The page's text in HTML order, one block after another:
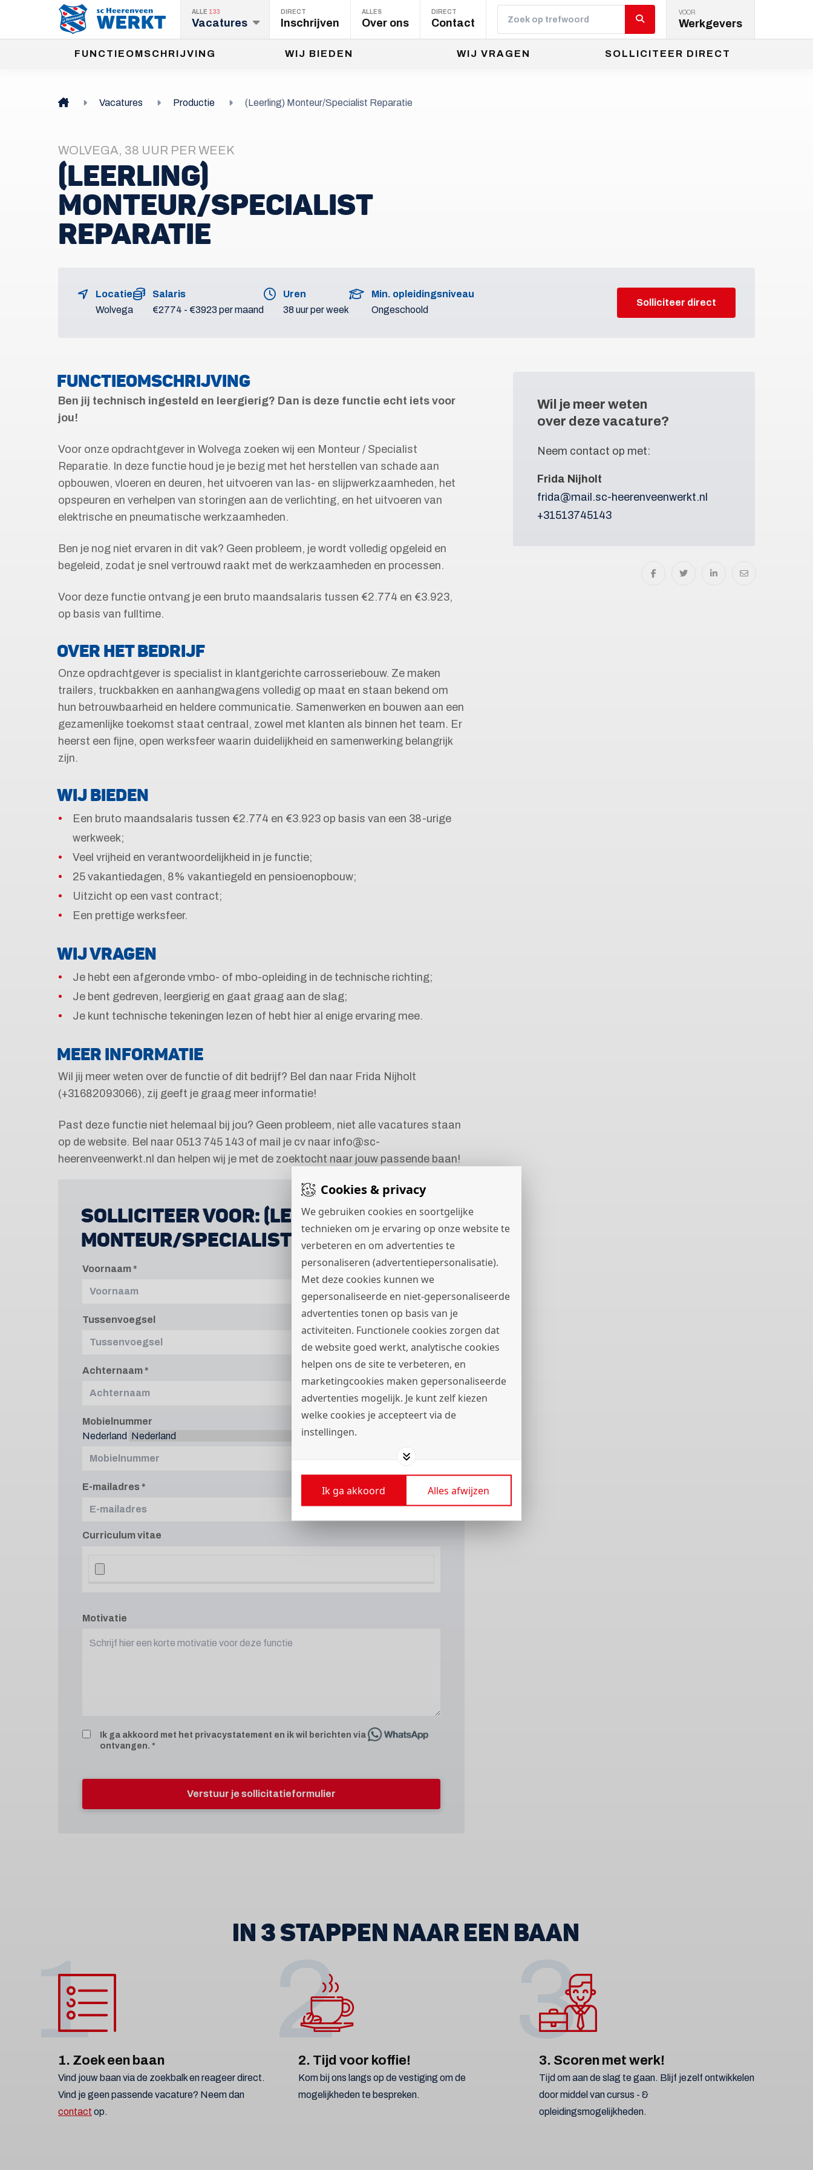
Cookies & privacy
We gebruiken cookies en soortgelijke
technieken om je ervaring op onze website te
verbeteren en om advertenties te
personaliseren (advertentiepersonalisatie).
Met deze cookies kunnen we
gepersonaliseerde en niet-gepersonaliseerde
advertenties tonen op basis van je
activiteiten. Functionele cookies zorgen dat
de website goed werkt, analytische cookies
helpen ons de site te verbeteren, en
marketingcookies maken gepersonaliseerde
advertenties mogelijk. Je kunt zelf kiezen
welke cookies je accepteert via de
instellingen.
Ik ga akkoord Alles afwijzen
ALLE 133
Vacatures
DIRECT
Inschrijven
ALLES
Over ons
DIRECT
Contact
VOOR
Werkgevers
FUNCTIEOMSCHRIJVING WIJ BIEDEN WIJ VRAGEN SOLLICITEER DIRECT
Vacatures Productie (Leerling) Monteur/Specialist Reparatie
WOLVEGA, 38 UUR PER WEEK
(LEERLING)
MONTEUR/SPECIALIST
REPARATIE
Locatie
Wolvega
Salaris
€2774 - €3923 per maand
Uren
38 uur per week
Min. opleidingsniveau
Ongeschoold
Solliciteer direct
FUNCTIEOMSCHRIJVING
Ben jij technisch ingesteld en leergierig? Dan is deze functie echt iets voor
jou!
Voor onze opdrachtgever in Wolvega zoeken wij een Monteur / Specialist
Reparatie. In deze functie houd je je bezig met het herstellen van schade aan
opbouwen, vloeren en deuren, het uitvoeren van las- en slijpwerkzaamheden, het
opspeuren en verhelpen van storingen aan de verlichting, en het uitvoeren van
elektrische en pneumatische werkzaamheden.
Ben je nog niet ervaren in dit vak? Geen probleem, je wordt volledig opgeleid en
begeleid, zodat je snel vertrouwd raakt met de werkzaamheden en processen.
Voor deze functie ontvang je een bruto maandsalaris tussen €2.774 en €3.923,
op basis van fulltime.
OVER HET BEDRIJF
Onze opdrachtgever is specialist in klantgerichte carrosseriebouw. Ze maken
trailers, truckbakken en aanhangwagens volledig op maat en staan bekend om
hun betrouwbaarheid en heldere communicatie. Samenwerken en bouwen aan een
gezamenlijke toekomst staat centraal, zowel met klanten als binnen het team. Er
heerst een fijne, open werksfeer waarin duidelijkheid en samenwerking belangrijk
zijn.
WIJ BIEDEN
Een bruto maandsalaris tussen €2.774 en €3.923 op basis van een 38-urige
werkweek;
Veel vrijheid en verantwoordelijkheid in je functie;
25 vakantiedagen, 8% vakantiegeld en pensioenopbouw;
Uitzicht op een vast contract;
Een prettige werksfeer.
WIJ VRAGEN
Je hebt een afgeronde vmbo- of mbo-opleiding in de technische richting;
Je bent gedreven, leergierig en gaat graag aan de slag;
Je kunt technische tekeningen lezen of hebt hier al enige ervaring mee.
MEER INFORMATIE
Wil jij meer weten over de functie of dit bedrijf? Bel dan naar Frida Nijholt
(+31682093066), zij geeft je graag meer informatie!
Past deze functie niet helemaal bij jou? Geen probleem, niet alle vacatures staan
op de website. Bel naar 0513 745 143 of mail je cv naar info@sc-
heerenveenwerkt.nl dan helpen wij je met de zoektocht naar jouw passende baan!
SOLLICITEER VOOR:(LEERLING)
MONTEUR/SPECIALIST REPARATIE
Voornaam
Tussenvoegsel
Achternaam
Mobielnummer
Nederland
+31
E-mailadres
Curriculum vitae
Motivatie
Ik ga akkoord met het privacystatement en ik wil berichten via
ontvangen.
Verstuur je sollicitatieformulier
Wil je meer weten
over deze vacature?
Neem contact op met:
Frida Nijholt
frida@mail.sc-heerenveenwerkt.nl
+31513745143
IN 3 STAPPEN NAAR EEN BAAN
1
1. Zoek een baan
Vind jouw baan via de zoekbalk en reageer direct.
Vind je geen passende vacature? Neem dan
contact op.
2
2. Tijd voor koffie!
Kom bij ons langs op de vestiging om de
mogelijkheden te bespreken.
3
3. Scoren met werk!
Tijd om aan de slag te gaan. Blijf jezelf ontwikkelen
door middel van cursus - &
opleidingsmogelijkheden.